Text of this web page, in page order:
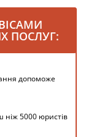
ПОСЛУГ:
допоможе
ніж 5000 юристів